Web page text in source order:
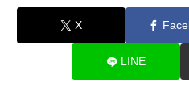
X
LINE